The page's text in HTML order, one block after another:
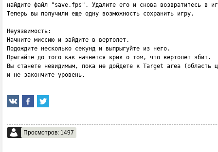
найдите файл "save.fps". Удалите его и снова возвратитесь в
Теперь вы получили еще одну возможность сохранить игру.
Неуязвимость:
Начните миссию и зайдите в вертолет.
Подождите несколько секунд и выпрыгуйте из него.
Прыгайте до того как начнется крик о том, что вертолет збит.
Вы станете невидимым, пока не дойдете к Target area (область
и не закончите уровень.
Просмотров: 1497